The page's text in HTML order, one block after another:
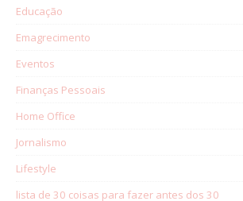
Educação
Emagrecimento
Eventos
Finanças Pessoais
Home Office
Jornalismo
Lifestyle
lista de 30 coisas para fazer antes dos 30